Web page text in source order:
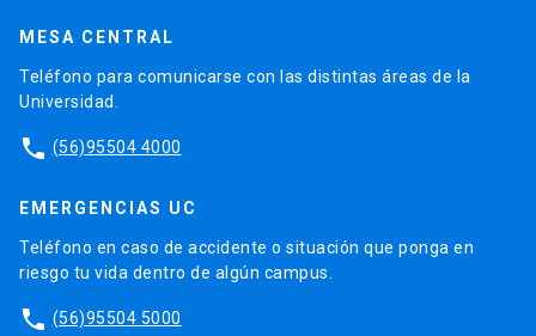
MESA CENTRAL
Teléfono para comunicarse con las distintas áreas de la
Universidad.
phone (56)95504 4000
EMERGENCIAS UC
Teléfono en caso de accidente o situación que ponga en
riesgo tu vida dentro de algún campus.
phone (56)95504 5000